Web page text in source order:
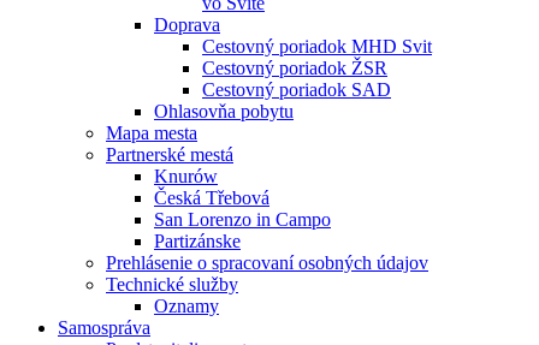
Doprava
Cestovný poriadok MHD Svit
Cestovný poriadok ŽSR
Cestovný poriadok SAD
Ohlasovňa pobytu
Mapa mesta
Partnerské mestá
Knurów
Česká Třebová
San Lorenzo in Campo
Partizánske
Prehlásenie o spracovaní osobných údajov
Technické služby
Oznamy
Samospráva